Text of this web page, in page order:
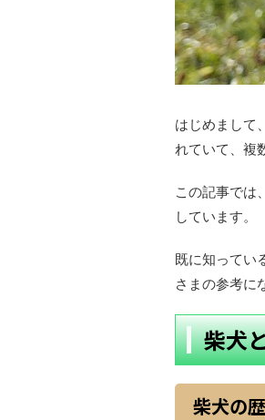
はじめまして
れていて、複
この記事では
しています。
既に知ってい
さまの参考に
柴犬
柴犬の